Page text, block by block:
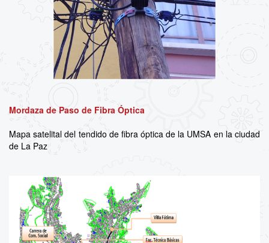
Mordaza de Paso de Fibra Óptica
Mapa satelital del tendido de fibra óptica de la UMSA en la ciudad
de La Paz